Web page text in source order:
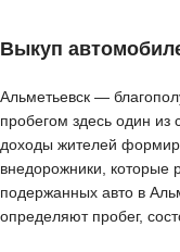
Выкуп
Альметьевск —
пробегом здесь один из
доходы жителей
внедорожники, которые
подержанных авто в
определяют пробег,